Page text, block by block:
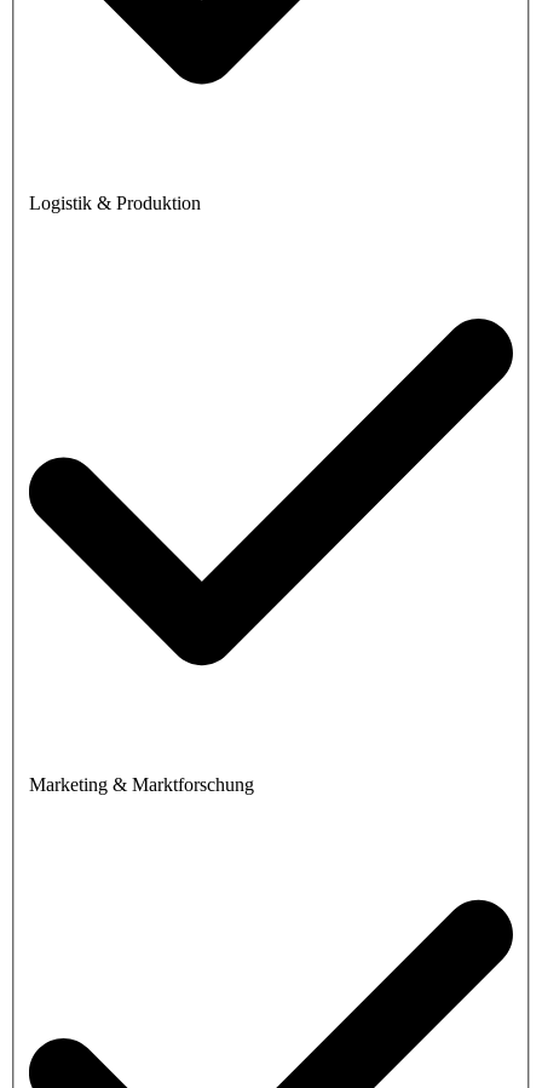
Logistik & Produktion
Marketing & Marktforschung